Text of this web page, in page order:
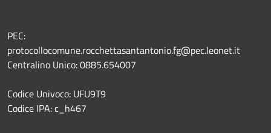
PEC:
protocollocomune.rocchettasantantonio.fg@pec.leonet.it
Centralino Unico: 0885.654007
Codice Univoco: UFU9T9
Codice IPA: c_h467